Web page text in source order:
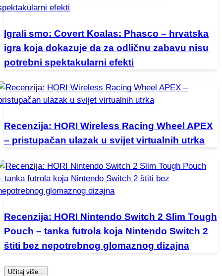
Igrali smo: Covert Koalas: Phasco – hrvatska
igra koja dokazuje da za odličnu zabavu nisu
potrebni spektakularni efekti
Recenzija: HORI Wireless Racing Wheel APEX
– pristupačan ulazak u svijet virtualnih utrka
Recenzija: HORI Nintendo Switch 2 Slim Tough
Pouch – tanka futrola koja Nintendo Switch 2
štiti bez nepotrebnog glomaznog dizajna
Učitaj više...